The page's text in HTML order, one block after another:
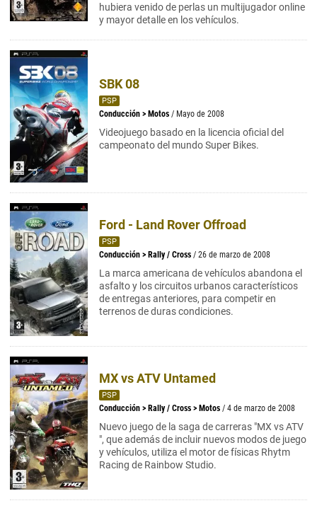
hubiera venido de perlas un multijugador online
y mayor detalle en los vehículos.
SBK 08
PSP
Conducción > Motos / Mayo de 2008
Videojuego basado en la licencia oficial del
campeonato del mundo Super Bikes.
Ford - Land Rover Offroad
PSP
Conducción > Rally / Cross / 26 de marzo de 2008
La marca americana de vehículos abandona el
asfalto y los circuitos urbanos característicos
de entregas anteriores, para competir en
terrenos de duras condiciones.
MX vs ATV Untamed
PSP
Conducción > Rally / Cross > Motos / 4 de marzo de 2008
Nuevo juego de la saga de carreras "MX vs ATV
", que además de incluir nuevos modos de juego
y vehículos, utiliza el motor de físicas Rhytm
Racing de Rainbow Studio.